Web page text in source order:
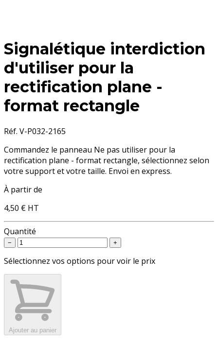
Signalétique interdiction
d'utiliser pour la
rectification plane -
format rectangle
Réf. V-P032-2165
Commandez le panneau Ne pas utiliser pour la
rectification plane - format rectangle, sélectionnez selon
votre support et votre taille. Envoi en express.
À partir de
4,50 € HT
Quantité
− +
Sélectionnez vos options pour voir le prix
Ajouter au panier